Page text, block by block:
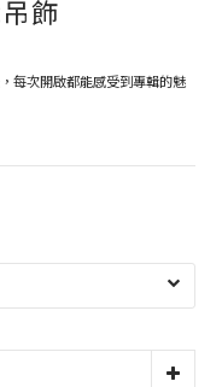
飾
每次開啟都能感受到專輯的魅